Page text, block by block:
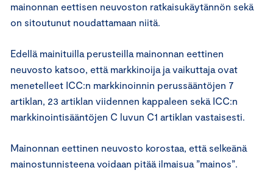
mainonnan eettisen neuvoston ratkaisukäytännön sekä
on sitoutunut noudattamaan niitä.
Edellä mainituilla perusteilla mainonnan eettinen
neuvosto katsoo, että markkinoija ja vaikuttaja ovat
menetelleet ICC:n markkinoinnin perussääntöjen 7
artiklan, 23 artiklan viidennen kappaleen sekä ICC:n
markkinointisääntöjen C luvun C1 artiklan vastaisesti.
Mainonnan eettinen neuvosto korostaa, että selkeänä
mainostunnisteena voidaan pitää ilmaisua ”mainos”.